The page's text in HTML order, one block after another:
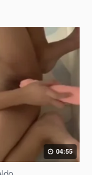
04:55